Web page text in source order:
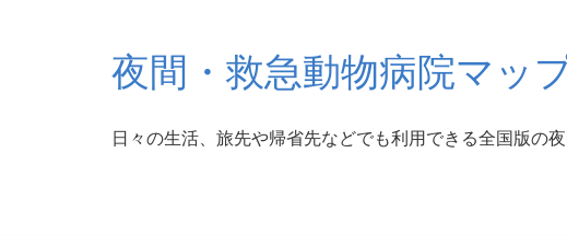
夜間・救急動物病院マッ
日々の生活、旅先や帰省先などでも利用できる全国版の